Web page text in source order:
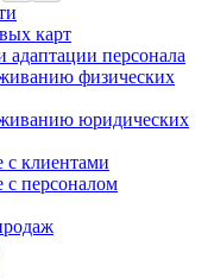
карт
адаптации персонала
физических
юридических
с клиентами
с персоналом